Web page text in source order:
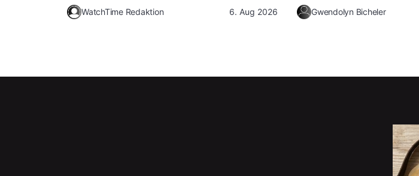
WatchTime Redaktion 6. Aug 2026 Gwendolyn Bicheler